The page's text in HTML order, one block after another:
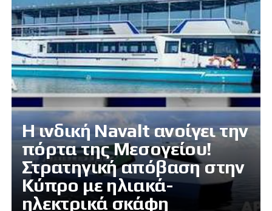
Η ινδική Navalt ανοίγει την
πόρτα της Μεσογείου!
Στρατηγική απόβαση στην
Κύπρο με ηλιακά-
ηλεκτρικά σκάφη